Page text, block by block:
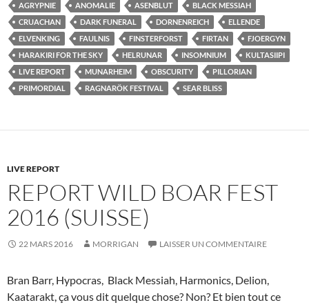
AGRYPNIE ANOMALIE ASENBLUT
BLACK MESSIAH
CRUACHAN
DARK FUNERAL DORNENREICH
ELLENDE
ELVENKING
FAULNIS FINSTERFORST FIRTAN
FJOERGYN
HARAKIRI FOR THE SKY
HELRUNAR INSOMNIUM
KULTASIIPI
LIVE REPORT
MUNARHEIM OBSCURITY
PILLORIAN
PRIMORDIAL
RAGNARÖK FESTIVAL SEAR BLISS
LIVE REPORT
REPORT WILD BOAR FEST
2016 (SUISSE)
22 MARS 2016 MORRIGAN LAISSER UN COMMENTAIRE
Bran Barr, Hypocras, Black Messiah, Harmonics, Delion,
Kaatarakt, ça vous dit quelque chose? Non? Et bien tout ce